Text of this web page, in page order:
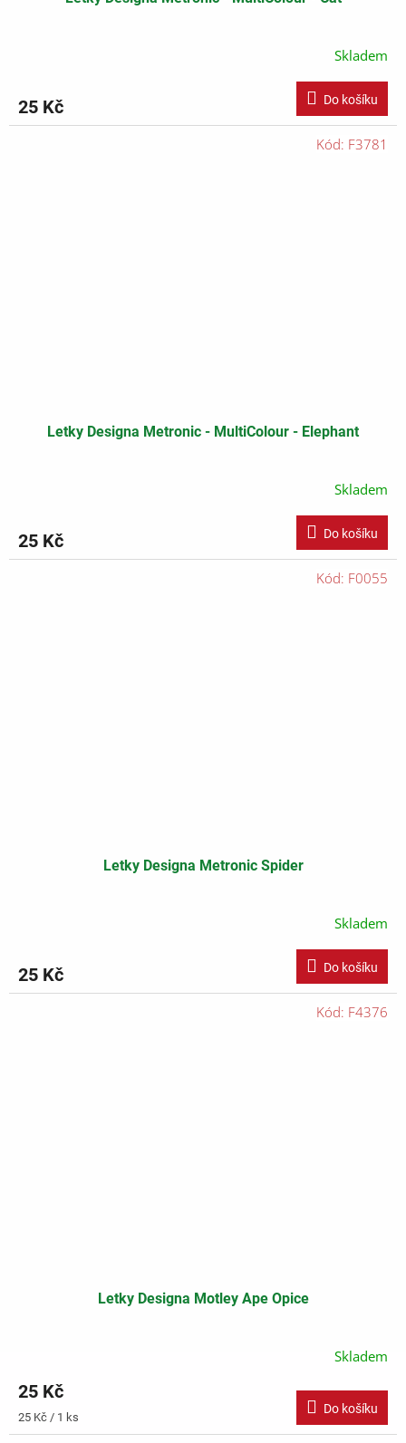
Skladem
25 Kč Do košíku
Letky Designa Metronic - MultiColour - Elephant
Skladem
25 Kč Do košíku
Kód: F3781
Letky Designa Metronic Spider
Skladem
25 Kč Do košíku
Kód: F0055
Letky Designa Motley Ape Opice
Skladem
25 Kč
Měrná
cena:
25 Kč / 1 ks
Do košíku
Kód: F4376